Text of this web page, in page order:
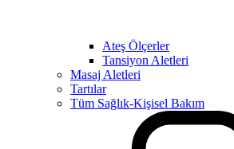
Ateş Ölçerler
Tansiyon Aletleri
Masaj Aletleri
Tartılar
Tüm Sağlık-Kişisel Bakım